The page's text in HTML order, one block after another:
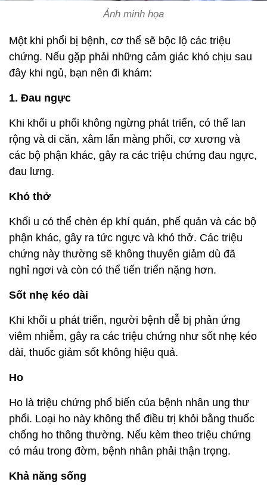
Ảnh minh họa
Một khi phổi bị bệnh, cơ thể sẽ bộc lộ các triệu
chứng. Nếu gặp phải những cảm giác khó chịu sau
đây khi ngủ, bạn nên đi khám:
1. Đau ngực
Khi khối u phổi không ngừng phát triển, có thể lan
rộng và di căn, xâm lấn màng phổi, cơ xương và
các bộ phận khác, gây ra các triệu chứng đau ngực,
đau lưng.
Khó thở
Khối u có thể chèn ép khí quản, phế quản và các bộ
phận khác, gây ra tức ngực và khó thở. Các triệu
chứng này thường sẽ không thuyên giảm dù đã
nghỉ ngơi và còn có thể tiến triển nặng hơn.
Sốt nhẹ kéo dài
Khi khối u phát triển, người bệnh dễ bị phản ứng
viêm nhiễm, gây ra các triệu chứng như sốt nhẹ kéo
dài, thuốc giảm sốt không hiệu quả.
Ho
Ho là triệu chứng phổ biến của bệnh nhân ung thư
phổi. Loại ho này không thể điều trị khỏi bằng thuốc
chống ho thông thường. Nếu kèm theo triệu chứng
có máu trong đờm, bệnh nhân phải thận trọng.
Khả năng sống